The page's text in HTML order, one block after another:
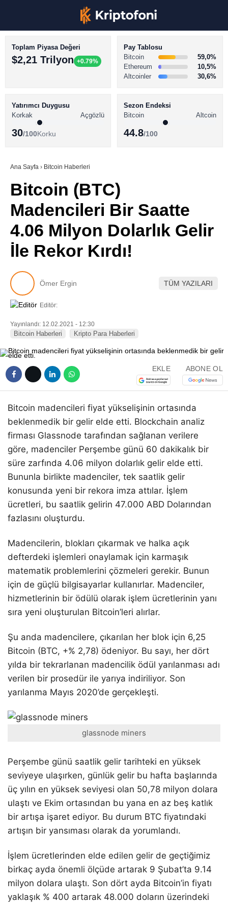
TikTok
BİTCOİN HABERLERİ
ALTCOİN HABERLERİ
SÖZLÜK
Toplam Piyasa Değeri
$2,21 Trilyon +0.79%
Pay Tablosu
Bitcoin
59,0%
Ethereum
10,5%
Altcoinler
30,6%
Yatırımcı Duygusu
Korkak
Açgözlü
30/100Korku
Sezon Endeksi
Bitcoin
Altcoin
44.8/100
Ana Sayfa › Bitcoin Haberleri
Bitcoin (BTC)
Madencileri Bir Saatte
4.06 Milyon Dolarlık Gelir
İle Rekor Kırdı!
Ömer Ergin TÜM YAZILARI
Editör:
Yayınlandı: 12.02.2021 - 12:30
Bitcoin Haberleri Kripto Para Haberleri
EKLE ABONE OL
Bitcoin madencileri fiyat yükselişinin ortasında
beklenmedik bir gelir elde etti. Blockchain analiz
firması Glassnode tarafından sağlanan verilere
göre, madenciler Perşembe günü 60 dakikalık bir
süre zarfında 4.06 milyon dolarlık gelir elde etti.
Bununla birlikte madenciler, tek saatlik gelir
konusunda yeni bir rekora imza attılar. İşlem
ücretleri, bu saatlik gelirin 47.000 ABD Dolarından
fazlasını oluşturdu.
Madencilerin, blokları çıkarmak ve halka açık
defterdeki işlemleri onaylamak için karmaşık
matematik problemlerini çözmeleri gerekir. Bunun
için de güçlü bilgisayarlar kullanırlar. Madenciler,
hizmetlerinin bir ödülü olarak işlem ücretlerinin yanı
sıra yeni oluşturulan Bitcoin’leri alırlar.
Şu anda madencilere, çıkarılan her blok için 6,25
Bitcoin (BTC, +% 2,78) ödeniyor. Bu sayı, her dört
yılda bir tekrarlanan madencilik ödül yarılanması adı
verilen bir prosedür ile yarıya indiriliyor. Son
yarılanma Mayıs 2020’de gerçekleşti.
glassnode miners
Perşembe günü saatlik gelir tarihteki en yüksek
seviyeye ulaşırken, günlük gelir bu hafta başlarında
üç yılın en yüksek seviyesi olan 50,78 milyon dolara
ulaştı ve Ekim ortasından bu yana en az beş katlık
bir artışa işaret ediyor. Bu durum BTC fiyatındaki
artışın bir yansıması olarak da yorumlandı.
İşlem ücretlerinden elde edilen gelir de geçtiğimiz
birkaç ayda önemli ölçüde artarak 9 Şubat’ta 9.14
milyon dolara ulaştı. Son dört ayda Bitcoin’in fiyatı
yaklaşık % 400 artarak 48.000 doların üzerindeki